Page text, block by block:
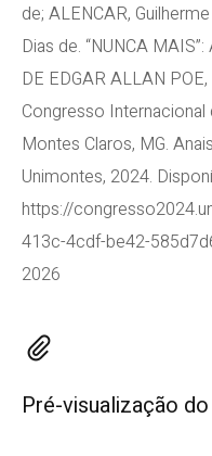
de; ALENCAR,
Dias de. “NUNCA
DE EDGAR ALLAN
Congresso
Montes Claros, MG.
Unimontes, 2024.
https://
413c-4cdf-be42-
2026
Pré-visualização